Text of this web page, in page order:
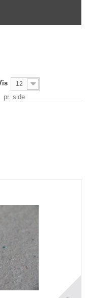
12
pr. side